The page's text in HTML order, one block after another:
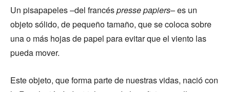
Un pisapapeles –del francéspresse papiers– es un
objeto sólido, de pequeño tamaño, que se coloca sobre
una o más hojas de papel para evitar que el viento las
pueda mover.
Este objeto, que forma parte de nuestras vidas, nació con